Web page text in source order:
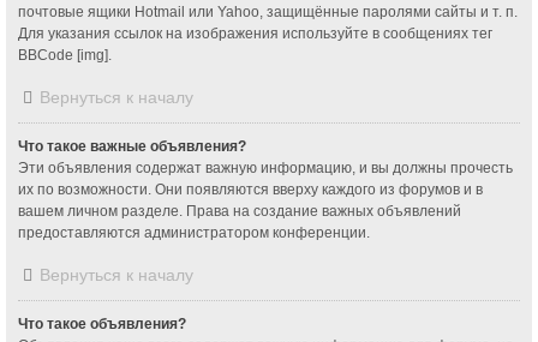
почтовые ящики Hotmail или Yahoo, защищённые паролями сайты и т. п.
Для указания ссылок на изображения используйте в сообщениях тег
BBCode [img].
Вернуться к началу
Что такое важные объявления?
Эти объявления содержат важную информацию, и вы должны прочесть
их по возможности. Они появляются вверху каждого из форумов и в
вашем личном разделе. Права на создание важных объявлений
предоставляются администратором конференции.
Вернуться к началу
Что такое объявления?